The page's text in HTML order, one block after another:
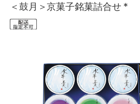
＜鼓月＞京菓子銘菓詰合せ *